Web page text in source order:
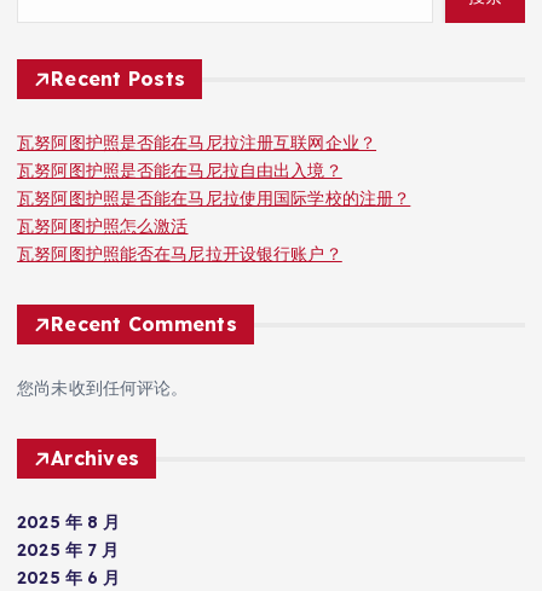
Recent Posts
瓦努阿图护照是否能在马尼拉注册互联网企业？
瓦努阿图护照是否能在马尼拉自由出入境？
瓦努阿图护照是否能在马尼拉使用国际学校的注册？
瓦努阿图护照怎么激活
瓦努阿图护照能否在马尼拉开设银行账户？
Recent Comments
您尚未收到任何评论。
Archives
2025 年 8 月
2025 年 7 月
2025 年 6 月